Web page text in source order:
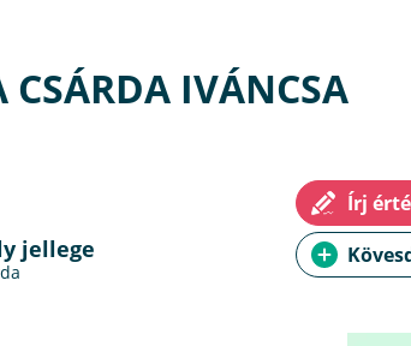
CSÁRDA IVÁNCSA
jellege